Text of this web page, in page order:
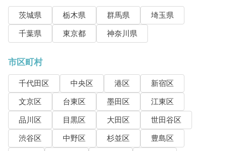
茨城県 栃木県 群馬県
埼玉県
千葉県
東京都 神奈川県
市区町村
千代田区 中央区 港区
新宿区
文京区
台東区 墨田区
江東区
品川区
目黒区 大田区
世田谷区
渋谷区
中野区 杉並区
豊島区